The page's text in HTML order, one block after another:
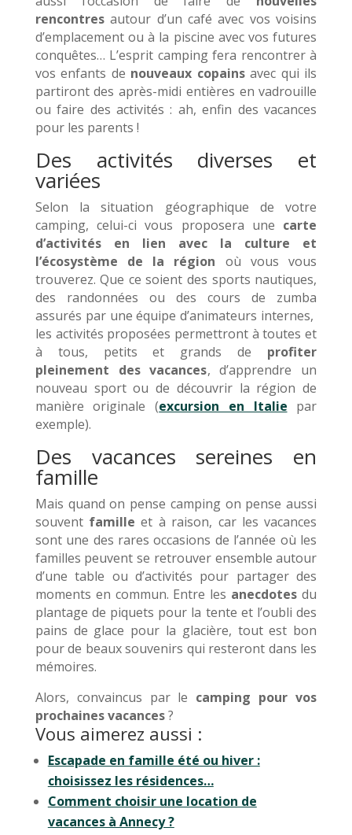
rencontresautour d’un café avec vos voisins
d’emplacement ou à la piscine avec vos futures
conquêtes… L’esprit camping fera rencontrer à
vos enfants de nouveaux copainsavec qui ils
partiront des après-midi entières en vadrouille
ou faire des activités : ah, enfin des vacances
pour les parents !
Des activités diverses et
variées
Selon la situation géographique de votre
camping, celui-ci vous proposera une carte
d’activités en lien avec la culture et
l’écosystème de la région où vous vous
trouverez. Que ce soient des sports nautiques,
des randonnées ou des cours de zumba
assurés par une équipe d’animateurs internes,
les activités proposées permettront à toutes et
à tous, petits et grands de profiter
pleinement des vacances, d’apprendre un
nouveau sport ou de découvrir la région de
manière originale (excursion en Italie par
exemple).
Des vacances sereines en
famille
Mais quand on pense camping on pense aussi
souvent famille et à raison, car les vacances
sont une des rares occasions de l’année où les
familles peuvent se retrouver ensemble autour
d’une table ou d’activités pour partager des
moments en commun. Entre les anecdotes du
plantage de piquets pour la tente et l’oubli des
pains de glace pour la glacière, tout est bon
pour de beaux souvenirs qui resteront dans les
mémoires.
Alors, convaincus par le camping pour vos
prochaines vacances?
Vous aimerez aussi :
Escapade en famille été ou hiver :
choisissez les résidences…
Comment choisir une location de
vacances à Annecy ?